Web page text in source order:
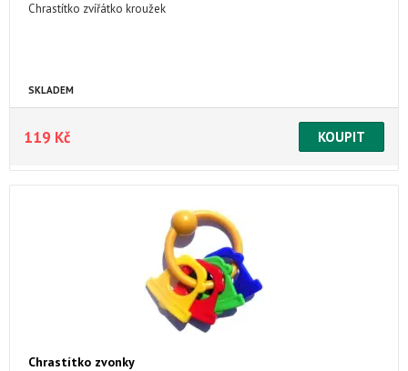
Chrastítko zvířátko kroužek
SKLADEM
119 Kč
Chrastítko zvonky